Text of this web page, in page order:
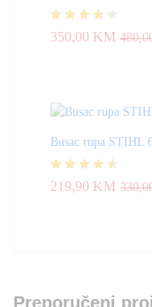
Ocjenjeno
350,00 KM
Busac rupa STIHL
Ocjenjeno
219,90 KM
Preporučeni